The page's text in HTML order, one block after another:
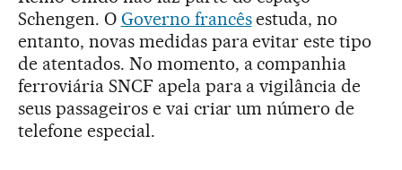
Schengen. O Governo francêsestuda, no
entanto, novas medidas para evitar este tipo
de atentados. No momento, a companhia
ferroviária SNCF apela para a vigilância de
seus passageiros e vai criar um número de
telefone especial.